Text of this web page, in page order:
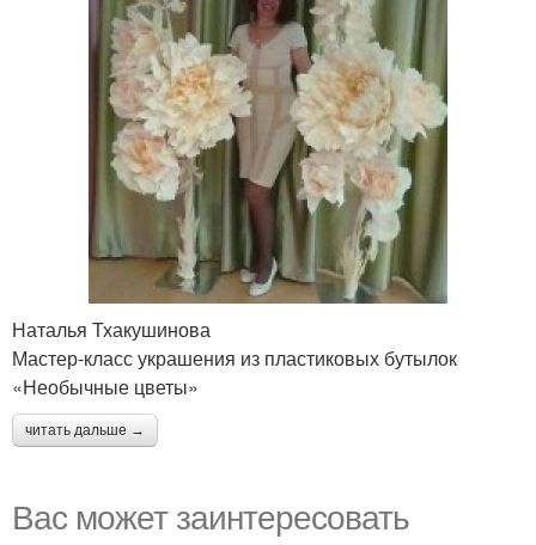
Наталья Тхакушинова
Мастер-класс украшения из пластиковых бутылок
«Необычные цветы»
читать дальше →
Вас может заинтересовать